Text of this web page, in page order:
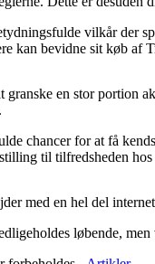
vilkår der
kan bevidne sit køb
en stor portion
chancer for at få
til tilfredsheden
med en hel del
løbende,